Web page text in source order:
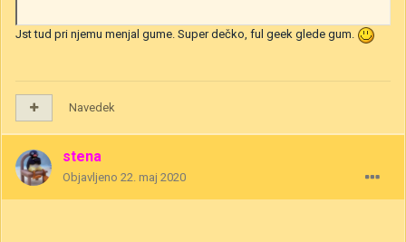
Jst tud pri njemu menjal gume. Super dečko, ful geek glede gum.
Navedek
stena
Objavljeno 22. maj 2020